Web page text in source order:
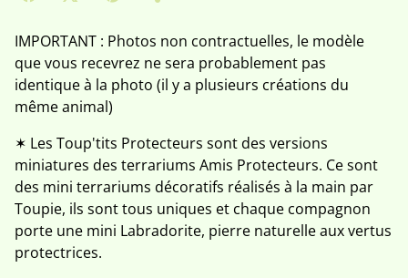
IMPORTANT : Photos non contractuelles, le modèle
que vous recevrez ne sera probablement pas
identique à la photo (il y a plusieurs créations du
même animal)
✶ Les Toup'tits Protecteurs sont des versions
miniatures des terrariums Amis Protecteurs. Ce sont
des mini terrariums décoratifs réalisés à la main par
Toupie, ils sont tous uniques et chaque compagnon
porte une mini Labradorite, pierre naturelle aux vertus
protectrices.